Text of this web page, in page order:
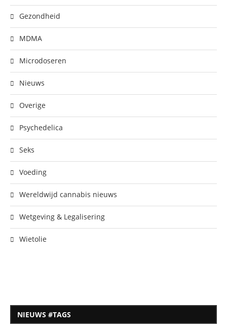
Gezondheid
MDMA
Microdoseren
Nieuws
Overige
Psychedelica
Seks
Voeding
Wereldwijd cannabis nieuws
Wetgeving & Legalisering
Wietolie
NIEUWS #TAGS